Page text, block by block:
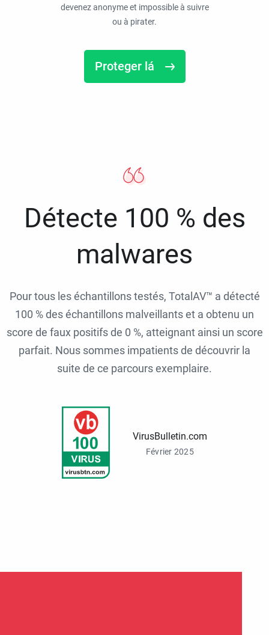
devenez anonyme et impossible à suivre
ou à pirater.
Proteger lá
Détecte 100 % des
malwares
Pour tous les échantillons testés, TotalAV™ a détecté
100 % des échantillons malveillants et a obtenu un
score de faux positifs de 0 %, atteignant ainsi un score
parfait. Nous sommes impatients de découvrir la
suite de ce parcours exemplaire.
VirusBulletin.com
Février 2025